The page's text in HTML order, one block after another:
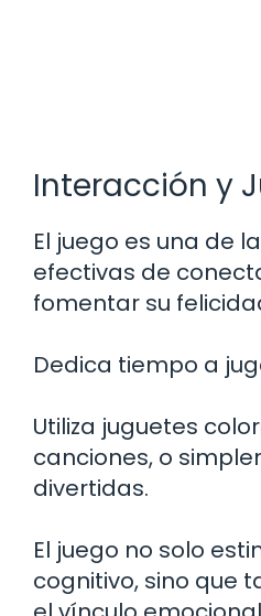
Interacción y
El juego es una de
efectivas de
fomentar su
Dedica tiempo a
Utiliza juguetes
canciones, o
divertidas.
El juego no solo
cognitivo, sino que